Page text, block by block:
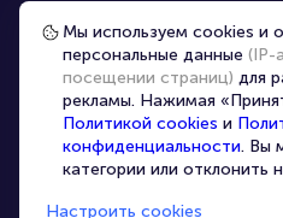
Частые вопросы
Перепродажа билетов
Организаторам
Корпоративным клиентам
VIP-билеты
Мы используем cookies и
персональные данные (IP-
посещении страниц) для
рекламы. Нажимая
Политикой cookies и
конфиденциальности. Вы
категории или отклонить
Настроить cookies